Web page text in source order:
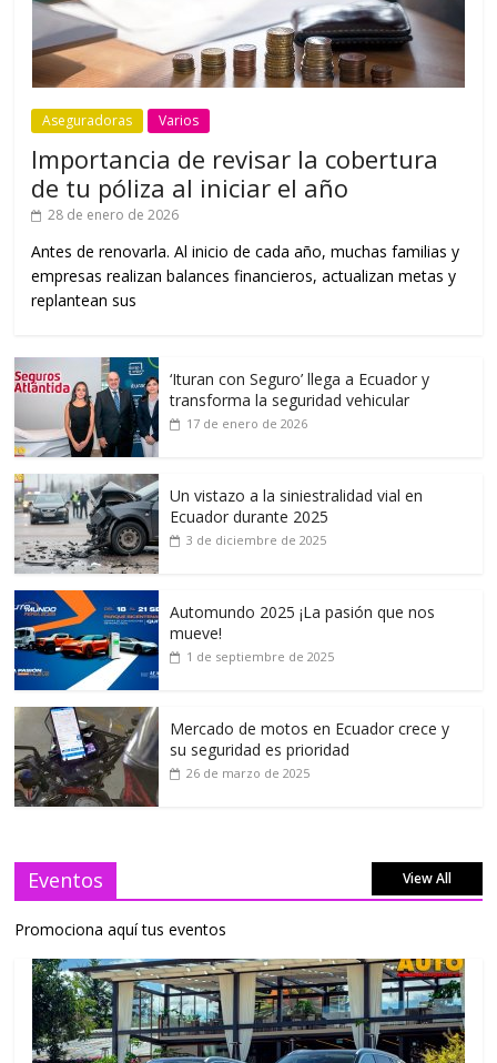
Aseguradoras Varios
Importancia de revisar la cobertura
de tu póliza al iniciar el año
28 de enero de 2026
Antes de renovarla. Al inicio de cada año, muchas familias y
empresas realizan balances financieros, actualizan metas y
replantean sus
‘Ituran con Seguro’ llega a Ecuador y
transforma la seguridad vehicular
17 de enero de 2026
Un vistazo a la siniestralidad vial en
Ecuador durante 2025
3 de diciembre de 2025
Automundo 2025 ¡La pasión que nos
mueve!
1 de septiembre de 2025
Mercado de motos en Ecuador crece y
su seguridad es prioridad
26 de marzo de 2025
Eventos View All
Promociona aquí tus eventos